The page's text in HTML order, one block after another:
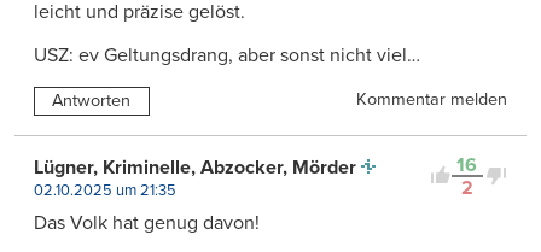
leicht und präzise gelöst.
USZ: ev Geltungsdrang, aber sonst nicht viel…
Antworten Kommentar melden
16
2
Lügner, Kriminelle, Abzocker, Mörder
02.10.2025 um 21:35
Das Volk hat genug davon!